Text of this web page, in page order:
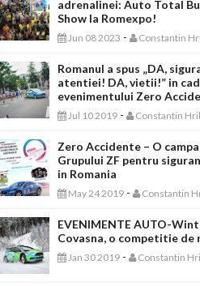
adrenalinei: Auto Total
Show la Romexpo!
Jun 08 2023 - Constantin
Romanul a spus „DA,
atentiei! DA, vietii!” in
evenimentului Zero
Jul 10 2019 - Constantin
Zero Accidente – O
Grupului ZF pentru
in Romania
May 24 2019 - Constantin
EVENIMENTE AUTO-
Covasna, o competitie de
Jan 30 2019 - Constantin